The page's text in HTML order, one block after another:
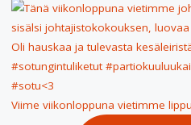
Viime viikonloppuna vietimme